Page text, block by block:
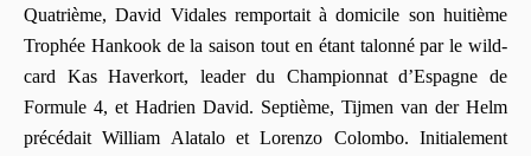
Quatrième, David Vidales remportait à domicile son huitième
Trophée Hankook de la saison tout en étant talonné par le wild-
card Kas Haverkort, leader du Championnat d’Espagne de
Formule 4, et Hadrien David. Septième, Tijmen van der Helm
précédait William Alatalo et Lorenzo Colombo. Initialement